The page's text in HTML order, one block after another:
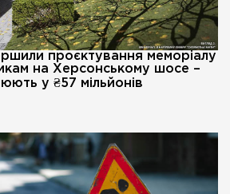
проєктування меморіалу
на Херсонському шосе –
у ₴57 мільйонів